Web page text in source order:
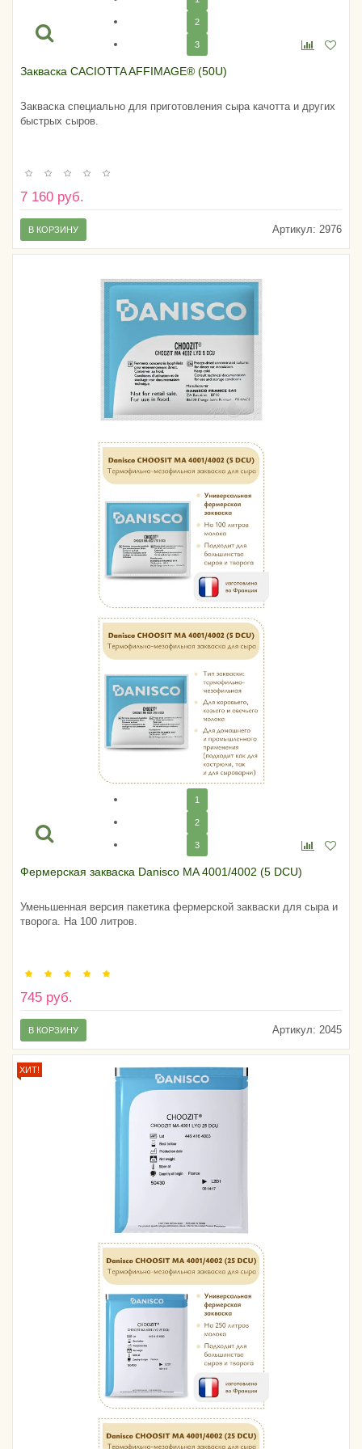
2
3
Закваска CACIOTTA AFFIMAGE® (50U)
Закваска специально для приготовления сыра качотта и других
быстрых сыров.
7 160 руб.
Артикул: 2976
В КОРЗИНУ
1
2
3
Фермерская закваска Danisco MA 4001/4002 (5 DCU)
Уменьшенная версия пакетика фермерской закваски для сыра и
творога. На 100 литров.
745 руб.
Артикул: 2045
В КОРЗИНУ
ХИТ!